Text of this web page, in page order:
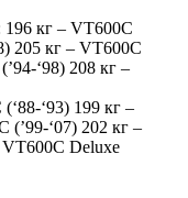
196 кг – VT600C
205 кг – VT600C
‘98) 208 кг –
‘93) 199 кг –
(’99-‘07) 202 кг –
VT600C Deluxe